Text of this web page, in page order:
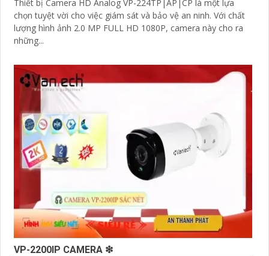
Thiết bị Camera HD Analog VP-224TP|AP|CP là một lựa
chọn tuyệt vời cho việc giám sát và bảo vệ an ninh. Với chất
lượng hình ảnh 2.0 MP FULL HD 1080P, camera này cho ra
những...
VP-2200IP CAMERA ❇